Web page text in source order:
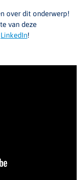
over dit onderwerp!
van deze
LinkedIn!